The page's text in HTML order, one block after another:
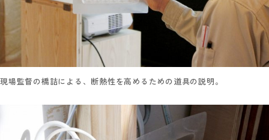
現場監督の橋詰による、断熱性を高めるための道具の説明。